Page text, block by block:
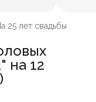
25 лет свадьбы
на 12